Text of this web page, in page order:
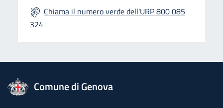
Chiama il numero verde dell'URP 800 085
324
logo Unione Europea
Comune di Genova